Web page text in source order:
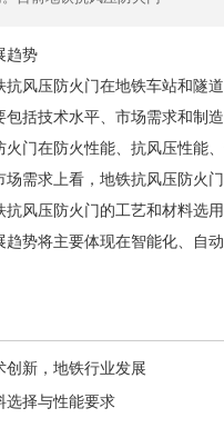
趋势
抗风压防火门在地铁车站和隧
括技术水平、市场需求和制造
门在防火性能、抗风压性能
需求上看，地铁抗风压防火
风压防火门的工艺和材料选
势将主要体现在智能化、自
创新，地铁行业发展
选择与性能要求